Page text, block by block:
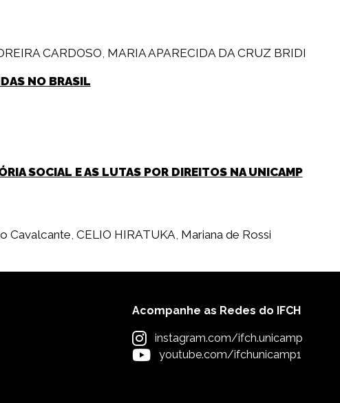
CARDOSO, MARIA APARECIDA DA CRUZ BRIDI
NO BRASIL
SOCIAL E AS LUTAS POR DIREITOS NA UNICAMP
Cavalcante, CELIO HIRATUKA, Mariana de Rossi
Acompanhe as Redes do IFCH
instagram.com/ifch.unicamp
youtube.com/ifchunicamp1